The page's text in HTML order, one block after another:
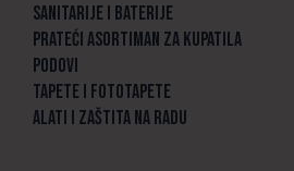
SANITARIJE I BATERIJE
PRATEĆI ASORTIMAN ZA KUPATILA
PODOVI
TAPETE I FOTOTAPETE
ALATI I ZAŠTITA NA RADU